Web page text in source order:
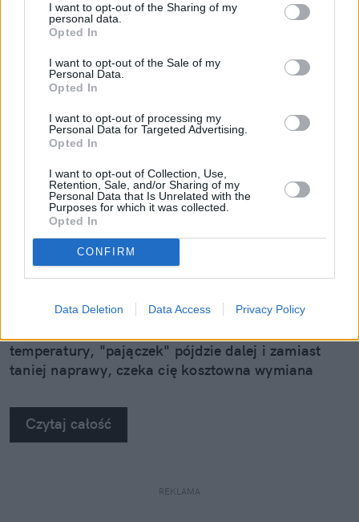
I want to opt-out of the Sharing of my
personal data.
Opted In
I want to opt-out of the Sale of my
Personal Data.
Opted In
I want to opt-out of processing my
Personal Data for Targeted Advertising.
Opted In
I want to opt-out of Collection, Use,
Retention, Sale, and/or Sharing of my
Personal Data that Is Unrelated with the
Purposes for which it was collected.
Opted In
CONFIRM
Data Deletion Data Access Privacy Policy
Mały odprysk to wielki problem.
Pojechałem sprawdzić, jak w 30 minut
uratować szybę (i portfel)
Wydaje ci się, że to tylko mała kropka na szkle? "E
tam, nie widać, pojeżdżę tak jeszcze sezon" – myśli
wielu z nas. Sam tak kiedyś myślałem, dopóki nie
mały odprysk na szybie to tykająca bomba. Gdy
temperatury, "pajączek" pójdzie dalej i zamiast
taniej naprawy, czeka cię kosztowna wymiana
na własne oczy zobaczyć, jak profesjonaliści radzą
sobie z takimi uszkodzeniami.
Czytaj całość
REKLAMA